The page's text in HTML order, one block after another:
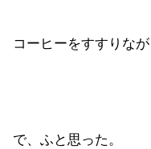
コーヒーをすすりな
で、ふと思った。